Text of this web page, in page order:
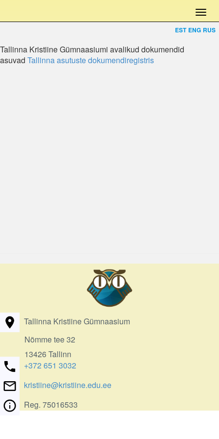
EST ENG RUS
Tallinna Kristiine Gümnaasiumi avalikud dokumendid
asuvad Tallinna asutuste dokumendiregistris
Tallinna Kristiine Gümnaasium
Nõmme tee 32
13426 Tallinn
+372 651 3032
kristiine@kristiine.edu.ee
Reg. 75016533